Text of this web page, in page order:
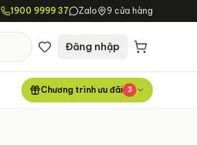
1900 9999 37 Zalo 9 cửa hàng
Đăng nhập
Chương trình ưu đãi 3